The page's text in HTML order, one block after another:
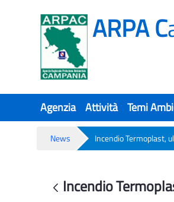
ARPA C
Agenzia Attività Temi
News Incendio Termoplast,
Incendio